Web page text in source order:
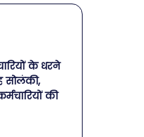
के धरने
सोलंकी,
की